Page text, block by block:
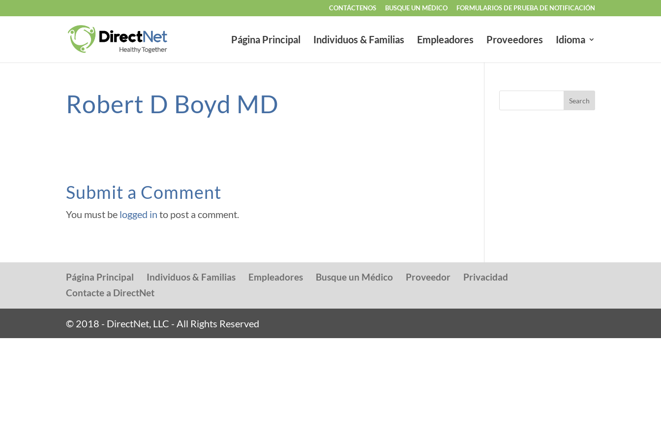
CONTÁCTENOS BUSQUE UN MÉDICO FORMULARIOS DE PRUEBA DE NOTIFICACIÓN
Página Principal Individuos & Familias Empleadores Proveedores Idioma
Robert D Boyd MD
Submit a Comment
You must be logged in to post a comment.
Página Principal Individuos & Familias Empleadores Busque un Médico Proveedor
Privacidad
Contacte a DirectNet
© 2018 - DirectNet, LLC - All Rights Reserved